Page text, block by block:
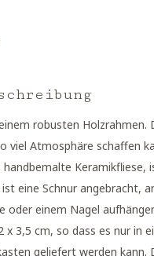
robusten Holzrahmen.
viel Atmosphäre schaffen
Keramikfliese,
eine Schnur angebracht,
oder einem Nagel
x 3,5 cm, so dass es nur in
geliefert werden kann.